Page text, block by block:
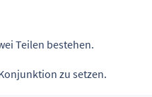
Teilen bestehen.
zu setzen.